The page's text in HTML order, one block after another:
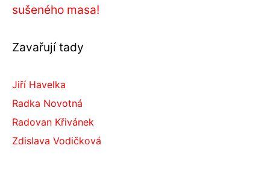
sušeného masa!
Zavařují tady
Jiří Havelka
Radka Novotná
Radovan Křivánek
Zdislava Vodičková